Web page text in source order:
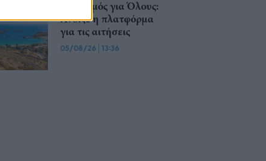
Τουρισμός για Όλους:
Άνοιξε η πλατφόρμα
για τις αιτήσεις
05/08/26 | 13:36